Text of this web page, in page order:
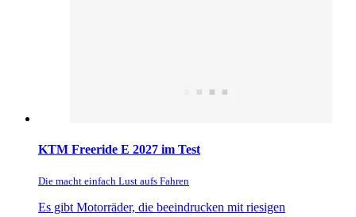
KTM Freeride E 2027 im Test
Die macht einfach Lust aufs Fahren
Es gibt Motorräder, die beeindrucken mit riesigen